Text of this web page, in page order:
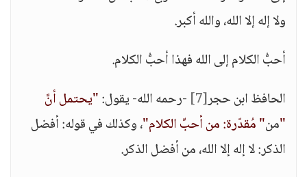
ولا إله إلا الله، والله أكبر.
أحبُّ الكلام إلى الله فهذا أحبُّ الكلام.
الحافظ ابن حجر[7] -رحمه الله- يقول:"يحتمل أنَّ
"من" مُقدّرة: من أحبِّ الكلام"، وكذلك في قوله: أفضل
الذكر: لا إله إلا الله، من أفضل الذكر.